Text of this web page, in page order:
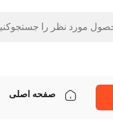
صفحه اصلی